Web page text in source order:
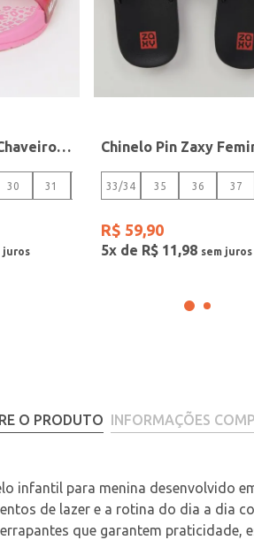
Slide Hello Kitty Chaveiro Juvenil Para Menina- ROSA/BEGE
30 31 33/34 35 36 37
R$ 59,90
5x de R$ 11,98
O PRODUTO INFORMAÇÕES
infantil para menina desenvolvido
de lazer e a rotina do dia a dia
que garantem praticidade,